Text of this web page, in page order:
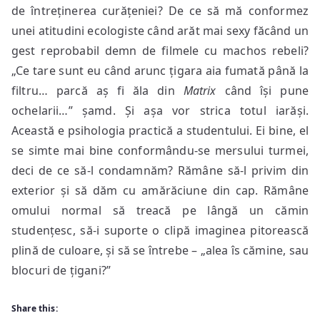
de întreținerea curățeniei? De ce să mă conformez
unei atitudini ecologiste când arăt mai sexy făcând un
gest reprobabil demn de filmele cu machos rebeli?
„Ce tare sunt eu când arunc țigara aia fumată până la
filtru… parcă aș fi ăla din Matrix când își pune
ochelarii…” șamd. Și așa vor strica totul iarăși.
Această e psihologia practică a studentului. Ei bine, el
se simte mai bine conformându-se mersului turmei,
deci de ce să-l condamnăm? Rămâne să-l privim din
exterior și să dăm cu amărăciune din cap. Rămâne
omului normal să treacă pe lângă un cămin
studențesc, să-i suporte o clipă imaginea pitorească
plină de culoare, și să se întrebe – „alea îs cămine, sau
blocuri de țigani?”
Share this: